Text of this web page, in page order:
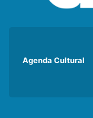
Agenda Cultural